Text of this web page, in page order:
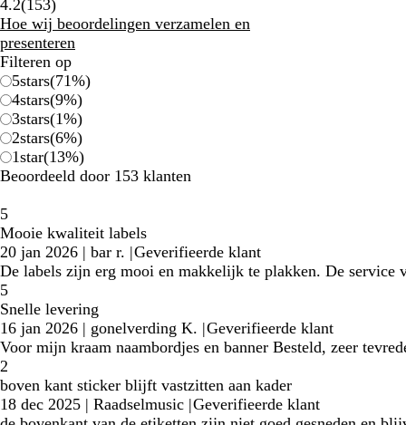
4.2(153153
klantbeoordelingen
)
Hoe wij beoordelingen verzamelen en
presenteren
Filteren op
5stars(71%)
4stars(9%)
3stars(1%)
2stars(6%)
1star(13%)
Beoordeeld door 153 klanten
5
Mooie kwaliteit labels
20 jan 2026 | bar r. |Geverifieerde klant
De labels zijn erg mooi en makkelijk te plakken. De service
5
Snelle levering
16 jan 2026 | gonelverding K. |Geverifieerde klant
Voor mijn kraam naambordjes en banner Besteld, zeer
2
boven kant sticker blijft vastzitten aan kader
18 dec 2025 | Raadselmusic |Geverifieerde klant